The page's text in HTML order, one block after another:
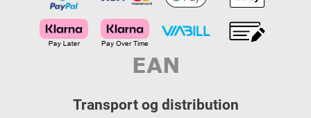
Transport og distribution